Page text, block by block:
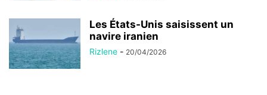
Les États-Unis saisissent un
navire iranien
Rizlene - 20/04/2026